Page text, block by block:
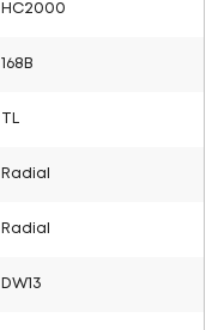
HC2000
168B
Radial
Radial
DW13